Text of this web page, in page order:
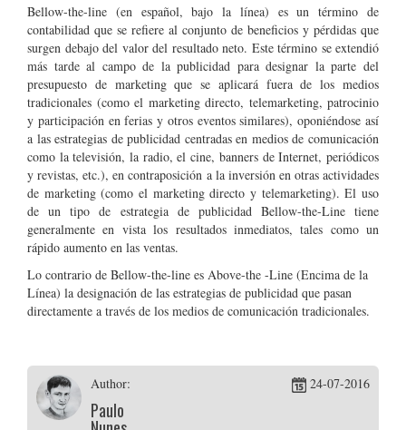
Bellow-the-line (en español, bajo la línea) es un término de
contabilidad que se refiere al conjunto de beneficios y pérdidas que
surgen debajo del valor del resultado neto. Este término se extendió
más tarde al campo de la publicidad para designar la parte del
presupuesto de marketing que se aplicará fuera de los medios
tradicionales (como el marketing directo, telemarketing, patrocinio
y participación en ferias y otros eventos similares), oponiéndose así
a las estrategias de publicidad centradas en medios de comunicación
como la televisión, la radio, el cine, banners de Internet, periódicos
y revistas, etc.), en contraposición a la inversión en otras actividades
de marketing (como el marketing directo y telemarketing). El uso
de un tipo de estrategia de publicidad Bellow-the-Line tiene
generalmente en vista los resultados inmediatos, tales como un
rápido aumento en las ventas.
Lo contrario de Bellow-the-line es Above-the -Line (Encima de la
Línea) la designación de las estrategias de publicidad que pasan
directamente a través de los medios de comunicación tradicionales.
Author:
Paulo
24-07-2016